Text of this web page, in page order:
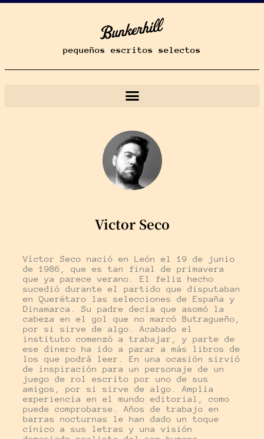
pequeños escritos selectos
Victor Seco
Víctor Seco nació en León el 19 de junio
de 1986, que es tan final de primavera
que ya parece verano. El feliz hecho
sucedió durante el partido que disputaban
en Querétaro las selecciones de España y
Dinamarca. Su padre decía que asomó la
cabeza en el gol que no marcó Butragueño,
por si sirve de algo. Acabado el
instituto comenzó a trabajar, y parte de
ese dinero ha ido a parar a más libros de
los que podrá leer. En una ocasión sirvió
de inspiración para un personaje de un
juego de rol escrito por uno de sus
amigos, por si sirve de algo. Amplia
experiencia en el mundo editorial, como
puede comprobarse. Años de trabajo en
barras nocturnas le han dado un toque
cínico a sus letras y una visión